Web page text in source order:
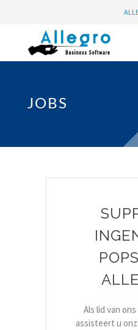
JOBS
Als lid van
assisteert u